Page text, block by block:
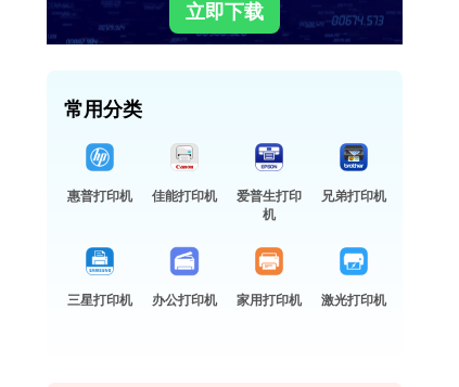
立即下载
常用分类
惠普打印机 佳能打印机
爱普生打印
机
兄弟打印机
三星打印机 办公打印机 家用打印机 激光打印机